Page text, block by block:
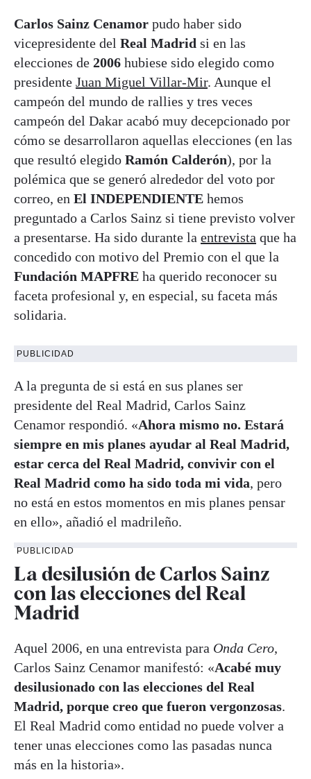
Carlos Sainz Cenamor pudo haber sido
vicepresidente del Real Madrid si en las
elecciones de 2006 hubiese sido elegido como
presidente Juan Miguel Villar-Mir. Aunque el
campeón del mundo de rallies y tres veces
campeón del Dakar acabó muy decepcionado por
cómo se desarrollaron aquellas elecciones (en las
que resultó elegido Ramón Calderón), por la
polémica que se generó alrededor del voto por
correo, en El INDEPENDIENTE hemos
preguntado a Carlos Sainz si tiene previsto volver
a presentarse. Ha sido durante la entrevista que ha
concedido con motivo del Premio con el que la
Fundación MAPFRE ha querido reconocer su
faceta profesional y, en especial, su faceta más
solidaria.
PUBLICIDAD
A la pregunta de si está en sus planes ser
presidente del Real Madrid, Carlos Sainz
Cenamor respondió. «Ahora mismo no. Estará
siempre en mis planes ayudar al Real Madrid,
estar cerca del Real Madrid, convivir con el
Real Madrid como ha sido toda mi vida, pero
no está en estos momentos en mis planes pensar
en ello», añadió el madrileño.
PUBLICIDAD
La desilusión de Carlos Sainz
con las elecciones del Real
Madrid
Aquel 2006, en una entrevista para Onda Cero,
Carlos Sainz Cenamor manifestó: «Acabé muy
desilusionado con las elecciones del Real
Madrid, porque creo que fueron vergonzosas.
El Real Madrid como entidad no puede volver a
tener unas elecciones como las pasadas nunca
más en la historia».